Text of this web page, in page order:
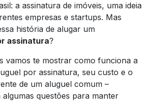
a assinatura de imóveis, uma ideia
empresas e startups. Mas
história de alugar um
assinatura?
vamos te mostrar como funciona a
por assinatura, seu custo e o
de um aluguel comum –
algumas questões para manter